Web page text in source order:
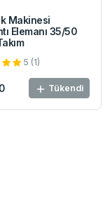
Makinesi
Elemanı 35/50
5 (1)
Tükendi